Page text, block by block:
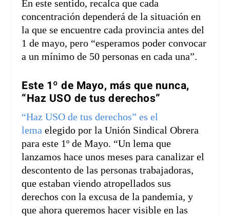
En este sentido, recalca que cada
concentración dependerá de la situación en
la que se encuentre cada provincia antes del
1 de mayo, pero “esperamos poder convocar
a un mínimo de 50 personas en cada una”.
Este 1º de Mayo, más que nunca,
“Haz USO de tus derechos”
“Haz USO de tus derechos” es el
lema elegido por la Unión Sindical Obrera
para este 1º de Mayo. “Un lema que
lanzamos hace unos meses para canalizar el
descontento de las personas trabajadoras,
que estaban viendo atropellados sus
derechos con la excusa de la pandemia, y
que ahora queremos hacer visible en las